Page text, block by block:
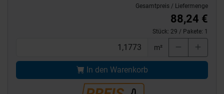
Gesamtpreis / Liefermenge
88,24 €
Stück: 29 / Pakete: 1
m²
In den Warenkorb